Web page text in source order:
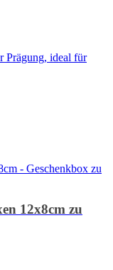
Prägung, ideal für
12x8cm zu